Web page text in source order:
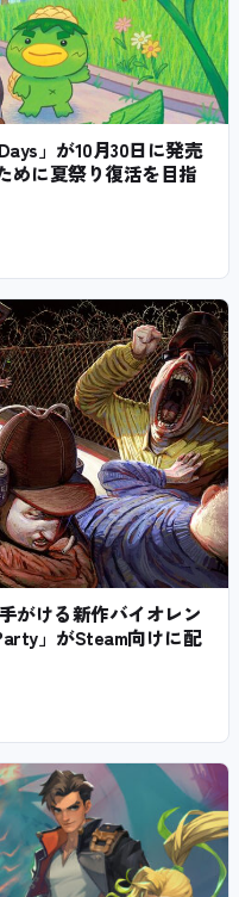
」が10月30日に発売
めに夏祭り復活を目指
がける新作バイオレン
」がSteam向けに配